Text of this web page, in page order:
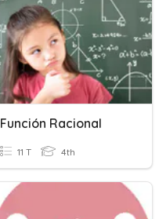
Función Racional
11 T 4th